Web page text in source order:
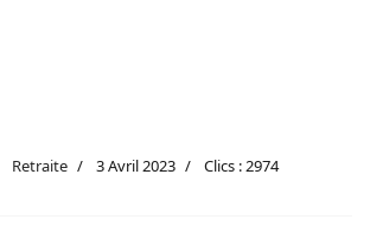
Retraite 3 Avril 2023 Clics : 2974